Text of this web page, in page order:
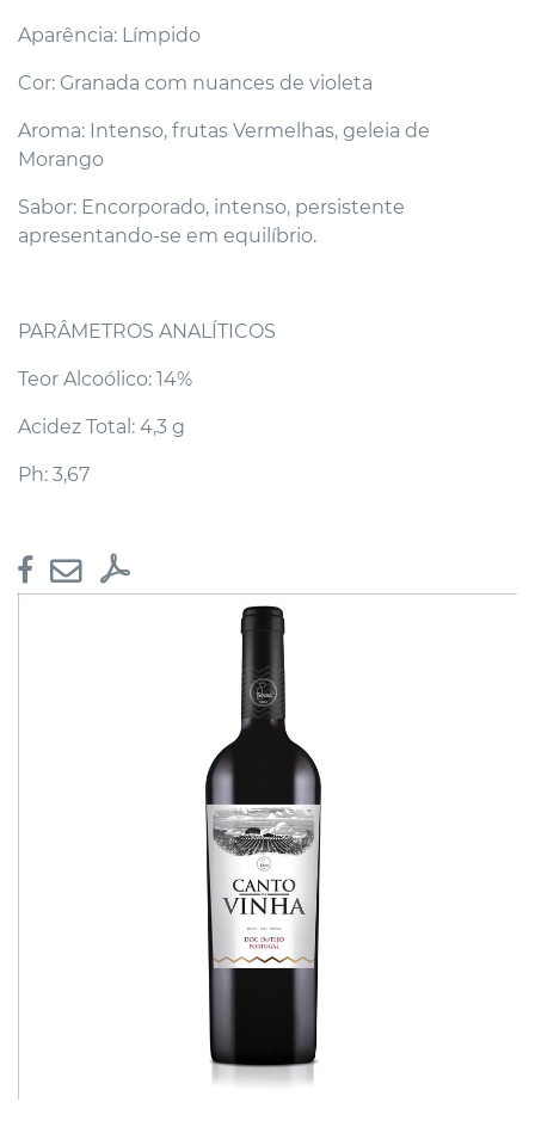
Aparência: Límpido
Cor: Granada com nuances de violeta
Aroma: Intenso, frutas Vermelhas, geleia de
Morango
Sabor: Encorporado, intenso, persistente
apresentando-se em equilíbrio.
PARÂMETROS ANALÍTICOS
Teor Alcoólico: 14%
Acidez Total: 4,3 g
Ph: 3,67